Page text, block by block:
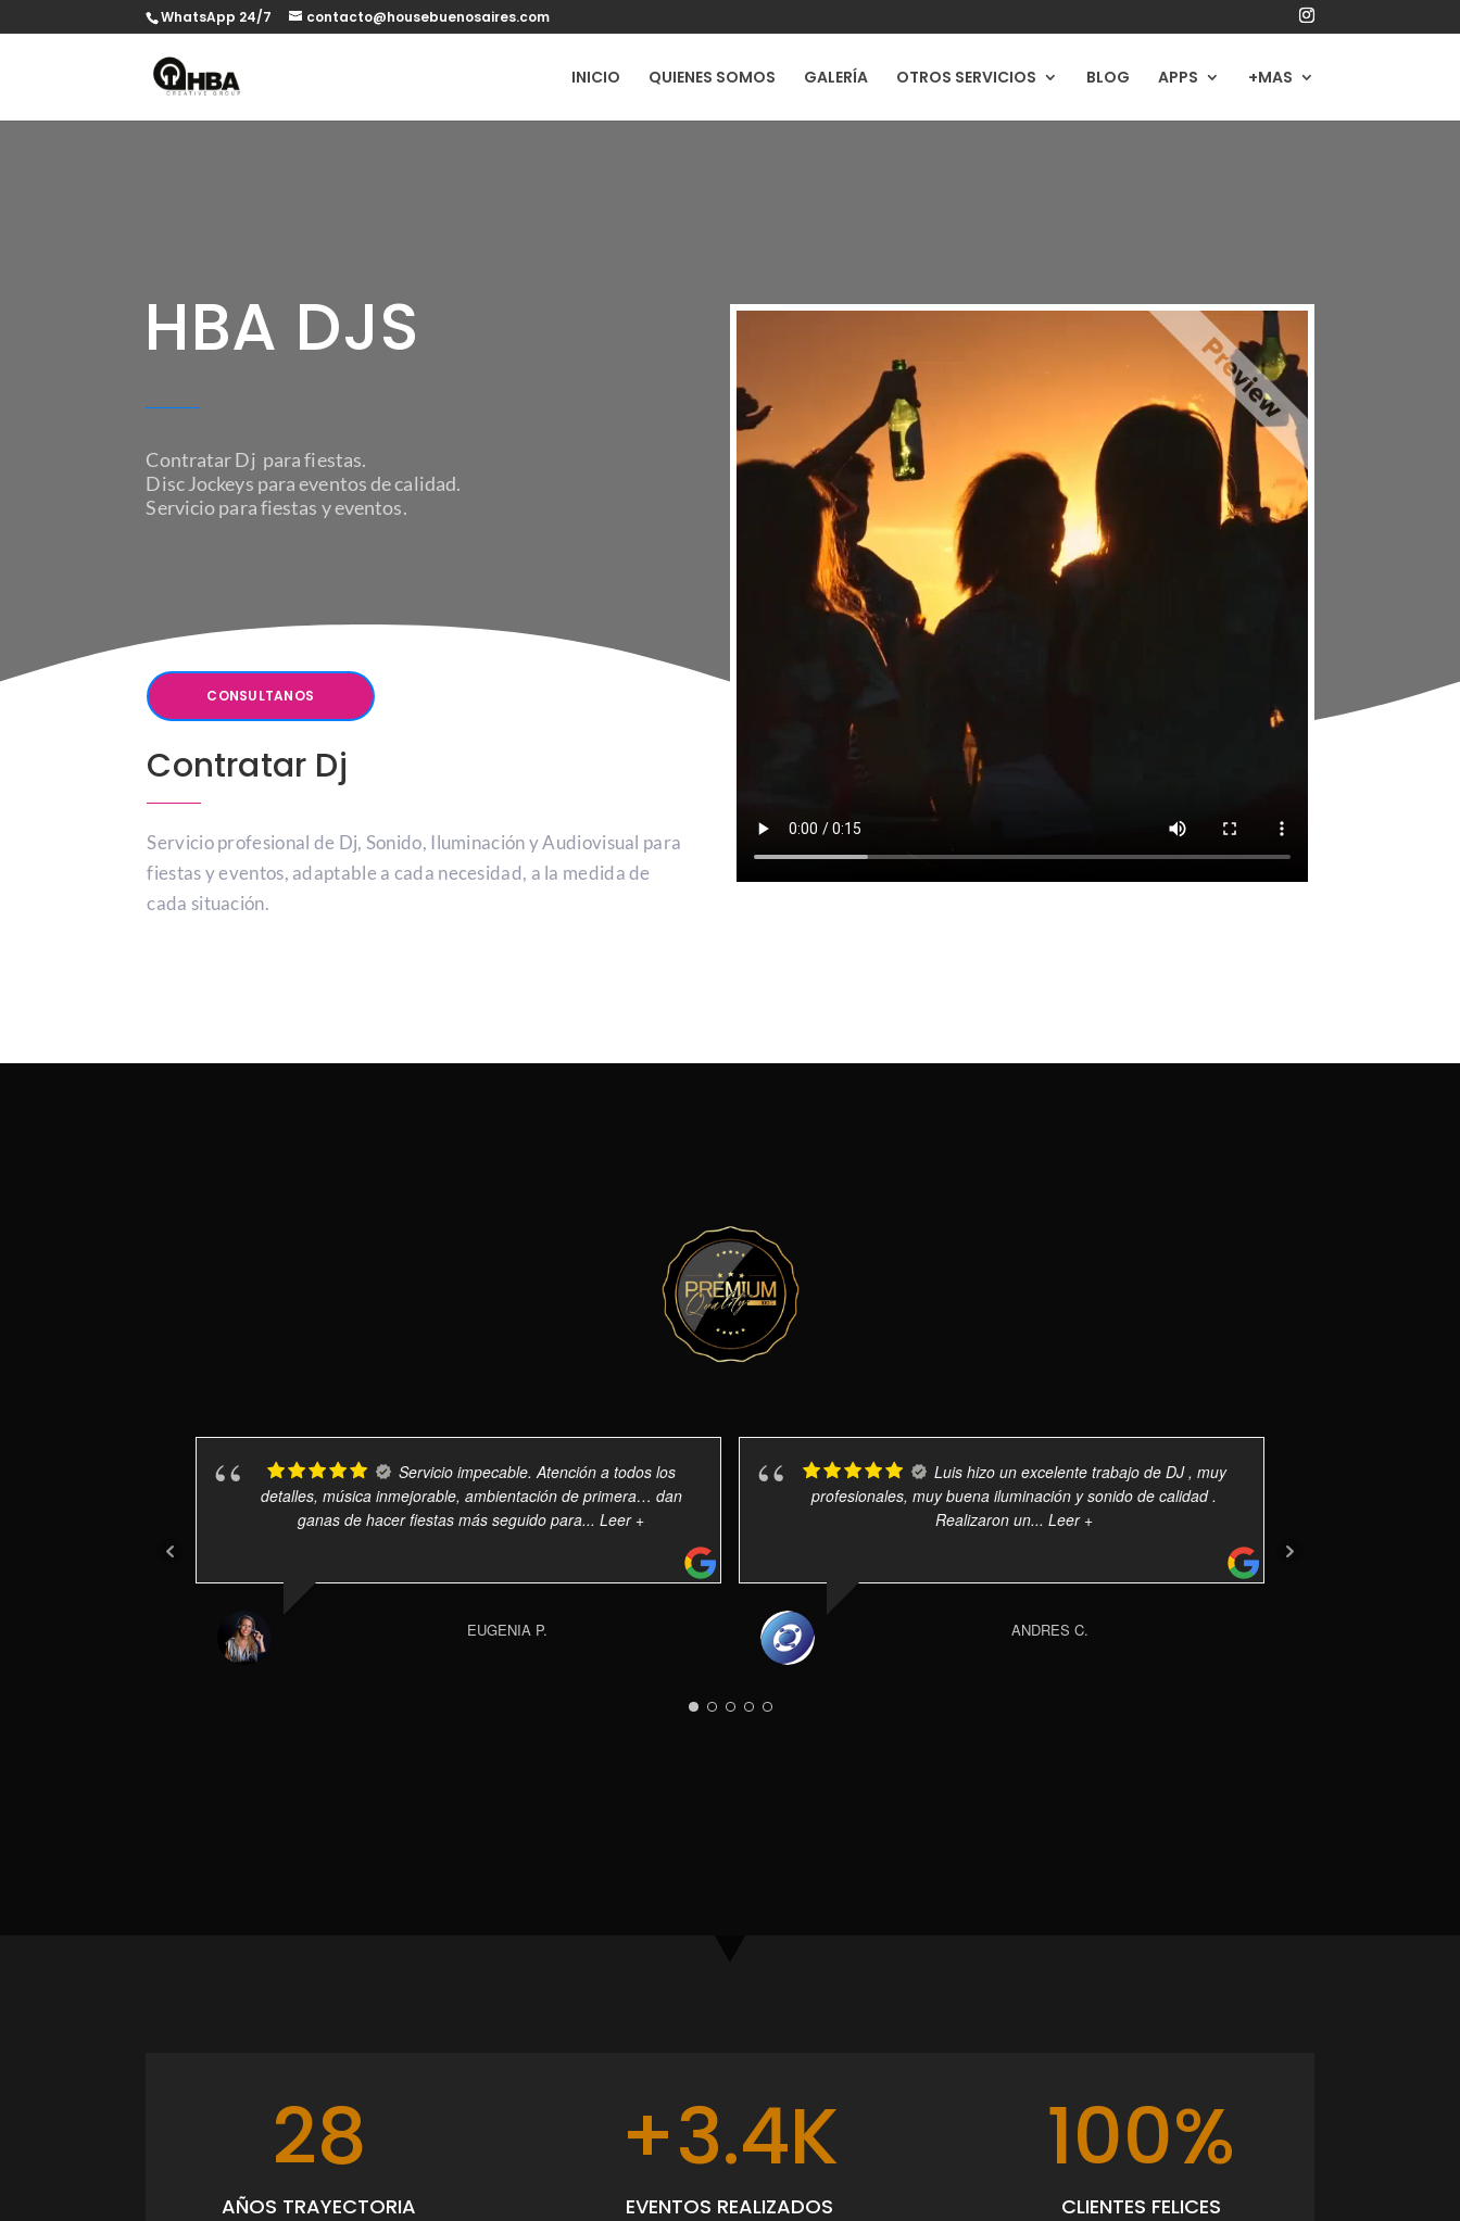
WhatsApp 24/7 contacto@housebuenosaires.com
INICIO QUIENES SOMOS GALERÍA OTROS SERVICIOS BLOG APPS +MAS
HBA DJS
Contratar Dj para fiestas.
Disc Jockeys para eventos de calidad.
Servicio para fiestas y eventos.
CONSULTANOS
Contratar Dj
Servicio profesional de Dj, Sonido, Iluminación y Audiovisual para
fiestas y eventos, adaptable a cada necesidad, a la medida de
cada situación.
Servicio impecable. Atención a todos los
detalles, música inmejorable, ambientación de primera… dan
ganas de hacer fiestas más seguido para... Leer +
EUGENIA P.
Luis hizo un excelente trabajo de DJ , muy
profesionales, muy buena iluminación y sonido de calidad .
Realizaron un... Leer +
ANDRES C.
28
AÑOS TRAYECTORIA
+3.4K
EVENTOS REALIZADOS
100%
CLIENTES FELICES